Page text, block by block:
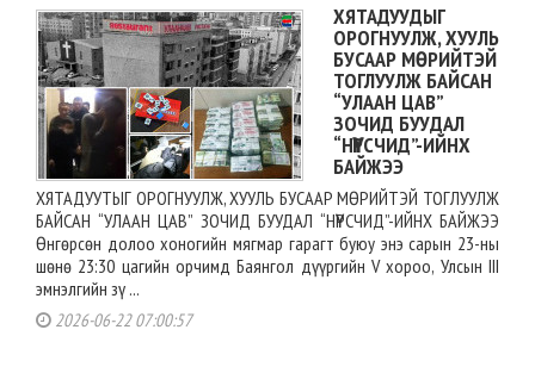
ХЯТАДУУДЫГ
ОРОГНУУЛЖ, ХУУЛЬ
БУСААР МӨРИЙТЭЙ
ТОГЛУУЛЖ БАЙСАН
“УЛААН ЦАВ”
ЗОЧИД БУУДАЛ
“НҮҮРСЧИД”-ИЙНХ
БАЙЖЭЭ
ХЯТАДУУТЫГ ОРОГНУУЛЖ, ХУУЛЬ БУСААР МӨРИЙТЭЙ ТОГЛУУЛЖ
БАЙСАН “УЛААН ЦАВ” ЗОЧИД БУУДАЛ “НҮҮРСЧИД”-ИЙНХ БАЙЖЭЭ
Өнгөрсөн долоо хоногийн мягмар гарагт буюу энэ сарын 23-ны
шөнө 23:30 цагийн орчимд Баянгол дүүргийн V хороо, Улсын III
эмнэлгийн зү ...
2026-06-22 07:00:57